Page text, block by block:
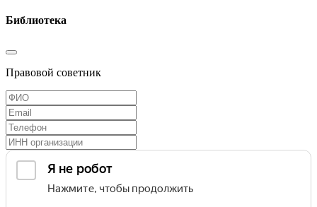
Библиотека
Правовой советник